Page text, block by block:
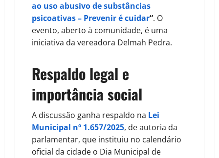
ao uso abusivo de substâncias
psicoativas – Prevenir é cuidar“. O
evento, aberto à comunidade, é uma
iniciativa da vereadora Delmah Pedra.
Respaldo legal e
importância social
A discussão ganha respaldo na Lei
Municipal nº 1.657/2025, de autoria da
parlamentar, que instituiu no calendário
oficial da cidade o Dia Municipal de